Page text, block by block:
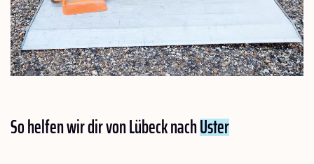
So helfen wir dir von Lübeck nachUster